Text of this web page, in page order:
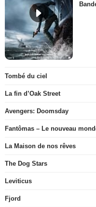
Tombé du ciel
La fin d’Oak Street
Avengers: Doomsday
Fantômas – Le nouveau
La Maison de nos rêves
The Dog Stars
Leviticus
Fjord